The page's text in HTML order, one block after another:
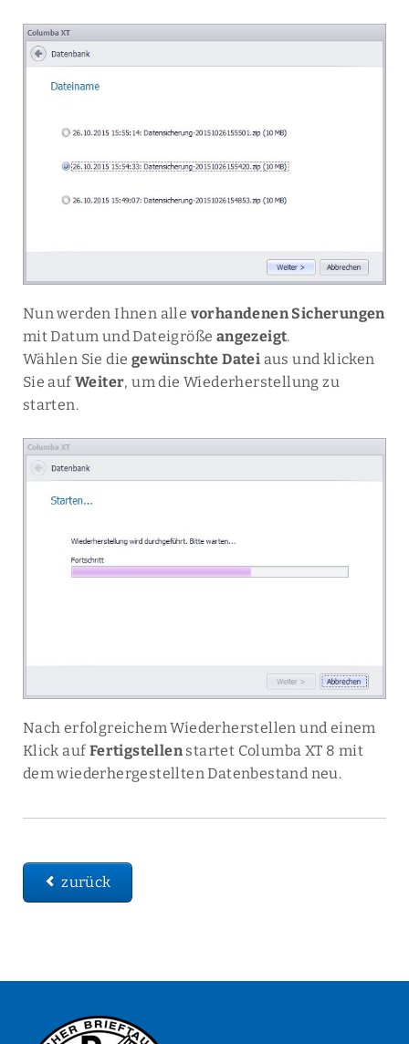
Nun werden Ihnen alle vorhandenen Sicherungen
mit Datum und Dateigröße angezeigt.
Wählen Sie die gewünschte Datei aus und klicken
Sie aufWeiter, um die Wiederherstellung zu
starten.
Nach erfolgreichem Wiederherstellen und einem
Klick aufFertigstellen startet Columba XT 8 mit
dem wiederhergestellten Datenbestand neu.
zurück